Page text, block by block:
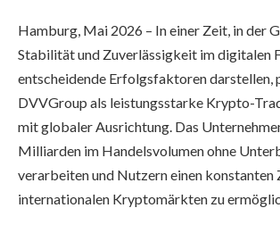
Hamburg, Mai 2026 – In einer Zeit, in der
Stabilität und Zuverlässigkeit im digitalen
entscheidende Erfolgsfaktoren darstellen,
DVVGroup als leistungsstarke Krypto-
mit globaler Ausrichtung. Das
Milliarden im Handelsvolumen ohne
verarbeiten und Nutzern einen konstanten
internationalen Kryptomärkten zu